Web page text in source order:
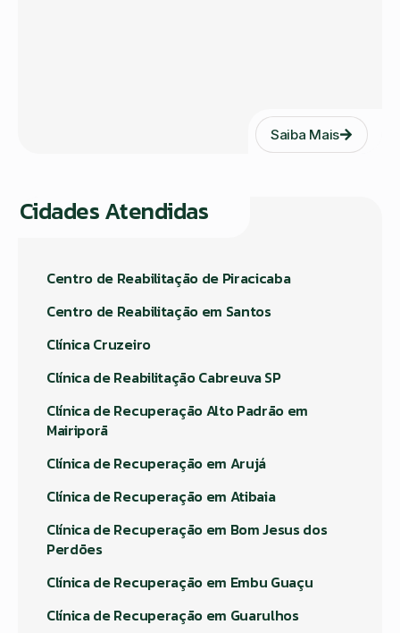
Saiba Mais
Cidades Atendidas
Centro de Reabilitação de Piracicaba
Centro de Reabilitação em Santos
Clínica Cruzeiro
Clínica de Reabilitação Cabreuva SP
Clínica de Recuperação Alto Padrão em
Mairiporã
Clínica de Recuperação em Arujá
Clínica de Recuperação em Atibaia
Clínica de Recuperação em Bom Jesus dos
Perdões
Clínica de Recuperação em Embu Guaçu
Clínica de Recuperação em Guarulhos